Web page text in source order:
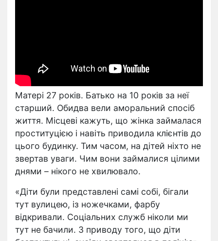
Матері 27 років. Батько на 10 років за неї
старший. Обидва вели аморальний спосіб
життя. Місцеві кажуть, що жінка займалася
проституцією і навіть приводила клієнтів до
цього будинку. Тим часом, на дітей ніхто не
звертав уваги. Чим вони займалися цілими
днями – нікого не хвилювало.
«Діти були представлені самі собі, бігали
тут вулицею, із ножечками, фарбу
відкривали. Соціальних служб ніколи ми
тут не бачили. З приводу того, що діти